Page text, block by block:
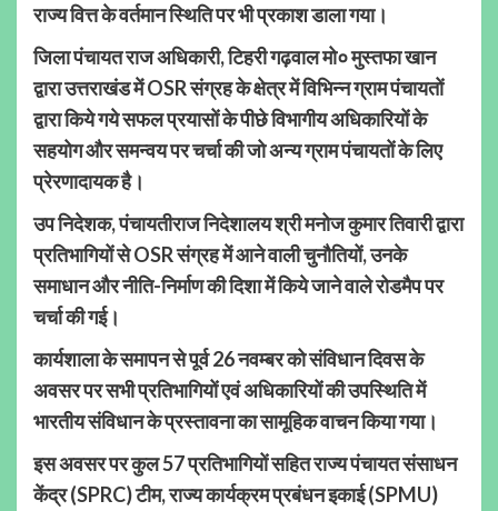
राज्य वित्त के वर्तमान स्थिति पर भी प्रकाश डाला गया।
जिला पंचायत राज अधिकारी, टिहरी गढ़वाल मो० मुस्तफा खान
द्वारा उत्तराखंड में OSR संग्रह के क्षेत्र में विभिन्न ग्राम पंचायतों
द्वारा किये गये सफल प्रयासों के पीछे विभागीय अधिकारियों के
सहयोग और समन्वय पर चर्चा की जो अन्य ग्राम पंचायतों के लिए
प्रेरणादायक है।
उप निदेशक, पंचायतीराज निदेशालय श्री मनोज कुमार तिवारी द्वारा
प्रतिभागियों से OSR संग्रह में आने वाली चुनौतियों, उनके
समाधान और नीति-निर्माण की दिशा में किये जाने वाले रोडमैप पर
चर्चा की गई।
कार्यशाला के समापन से पूर्व 26 नवम्बर को संविधान दिवस के
अवसर पर सभी प्रतिभागियों एवं अधिकारियों की उपस्थिति में
भारतीय संविधान के प्रस्तावना का सामूहिक वाचन किया गया।
इस अवसर पर कुल 57 प्रतिभागियों सहित राज्य पंचायत संसाधन
केंद्र (SPRC) टीम, राज्य कार्यक्रम प्रबंधन इकाई (SPMU)